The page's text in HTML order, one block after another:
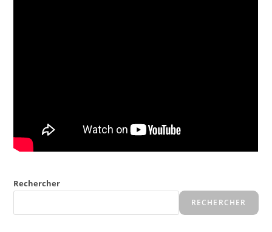
Rechercher
RECHERCHER